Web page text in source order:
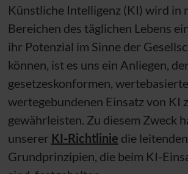
Künstliche Intelligenz (KI) wird in
Bereichen des täglichen Lebens
ihr Potenzial im Sinne der
können, ist es uns ein Anliegen,
gesetzeskonformen,
wertegebundenen Einsatz von KI
gewährleisten. Zu diesem Zweck
unserer KI-Richtlinie die
Grundprinzipien, die beim KI-